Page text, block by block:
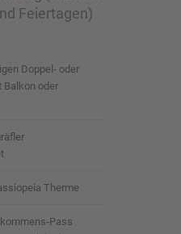
Feiertagen)
Doppel- oder
Balkon oder
Therme
Pass